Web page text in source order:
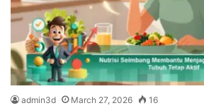
admin3d March 27, 2026 16